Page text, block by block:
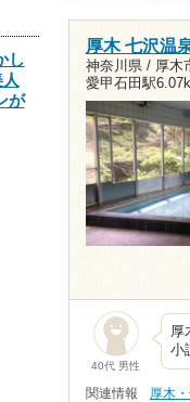
厚木 七沢温
神奈川県 / 厚木
愛甲石田駅
40代 男性
厚
小
関連情報 厚木
し
が